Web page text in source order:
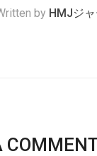
by HMJジ